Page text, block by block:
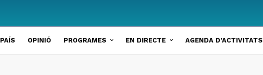
PAÍS OPINIÓ PROGRAMES EN DIRECTE AGENDA D’ACTIVITATS